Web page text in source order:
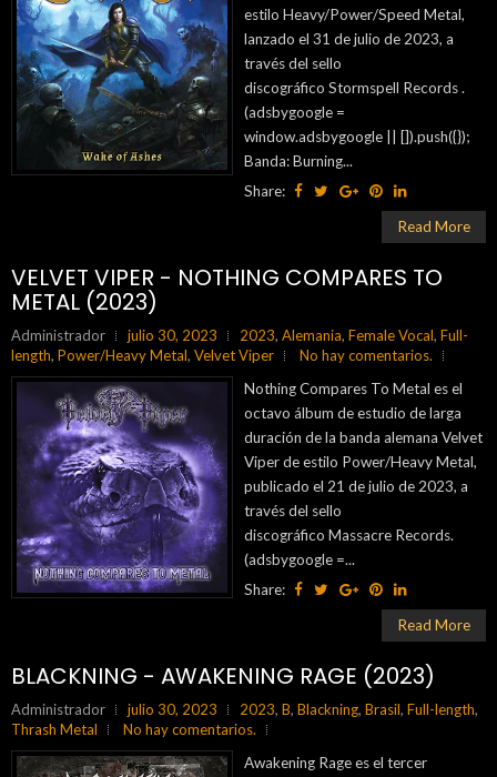
estilo Heavy/Power/Speed Metal,
lanzado el 31 de julio de 2023, a
través del sello
discográfico Stormspell Records .
(adsbygoogle =
window.adsbygoogle || []).push({});
Banda: Burning...
Share:
Read More
VELVET VIPER - NOTHING COMPARES TO
METAL (2023)
Administrador julio 30, 2023 2023, Alemania, Female Vocal, Full-
length, Power/Heavy Metal, Velvet Viper
No hay comentarios.
Nothing Compares To Metal es el
octavo álbum de estudio de larga
duración de la banda alemana Velvet
Viper de estilo Power/Heavy Metal,
publicado el 21 de julio de 2023, a
través del sello
discográfico Massacre Records.
(adsbygoogle =...
Share:
Read More
BLACKNING - AWAKENING RAGE (2023)
Administrador julio 30, 2023 2023, B, Blackning, Brasil, Full-length,
Thrash Metal
No hay comentarios.
Awakening Rage es el tercer